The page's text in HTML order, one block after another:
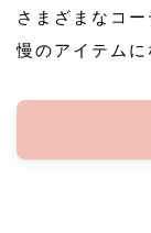
さまざまなコ
慢のアイテムに